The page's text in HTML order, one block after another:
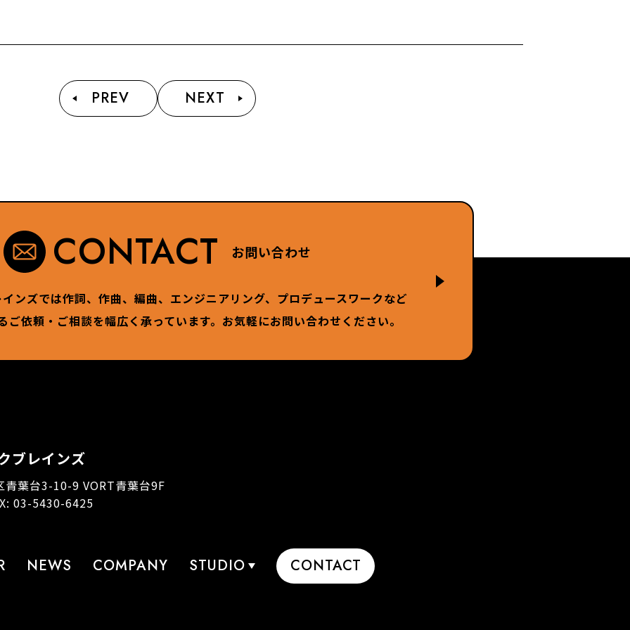
PREV NEXT
CONTACT お問い合わせ
ンズでは作詞、作曲、編曲、エンジニアリング、プロデュースワークなど
ご依頼・ご相談を幅広く承っています。お気軽にお問い合わせください。
ブレインズ
葉台3-10-9 VORT青葉台9F
03-5430-6425
NEWS COMPANY STUDIO CONTACT